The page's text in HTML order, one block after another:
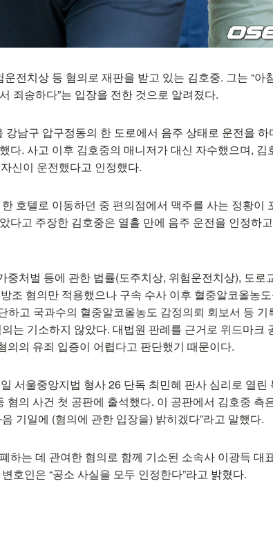
전치상 등 혐의로 재판을 받고 있는 김호중. 그는 “아
죄송하다”는 입장을 전한 것으로 알려졌다.
남구 압구정동의 한 도로에서 음주 상태로 운전을 하
다. 사고 이후 김호중의 매니저가 대신 자수했으며, 김
신이 운전했다고 인정했다.
호텔로 이동하던 중 편의점에서 맥주를 사는 정황이
다고 주장한 김호중은 열흘 만에 음주 운전을 인정하
중처벌 등에 관한 법률(도주치상, 위험운전치상), 도로
조 혐의만 적용했으나 구속 수사 이후 혈중알코올농
하고 국과수의 혈중알코올농도 감정의뢰 회보서 등 기
는 기소하지 않았다. 대법원 판례를 근거로 위드마크
의의 유죄 입증이 어렵다고 판단했기 때문이다.
서울중앙지법 형사 26 단독 최민혜 판사 심리로 열린
의 사건 첫 공판에 출석했다. 이 공판에서 김호중 측
기일에 (혐의에 관한 입장을) 밝히겠다”라고 말했다.
하는 데 관여한 혐의로 함께 기소된 소속사 이광득 대
호인은 “공소 사실을 모두 인정한다”라고 밝혔다.